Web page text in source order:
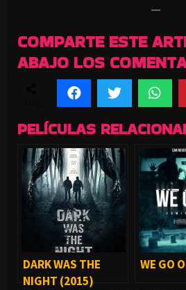
—
COMPARTE ESTE
ABAJO LOS
PELÍCULAS
DARK WAS THE
NIGHT (2015)
WE GO